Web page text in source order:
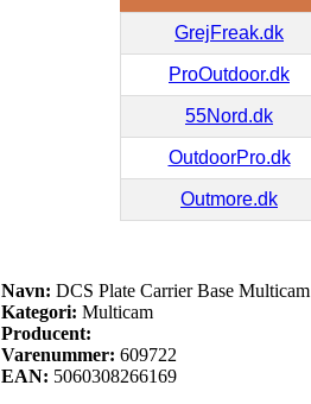
GrejFreak.dk
ProOutdoor.dk
55Nord.dk
OutdoorPro.dk
Outmore.dk
Navn: DCS Plate Carrier Base Multicam
Kategori: Multicam
Producent:
Varenummer: 609722
EAN: 5060308266169